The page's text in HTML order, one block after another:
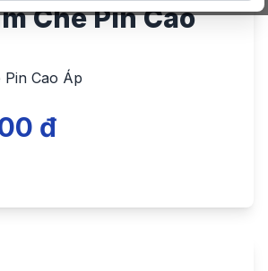
Che Pin Cao
Pin Cao Áp
đ